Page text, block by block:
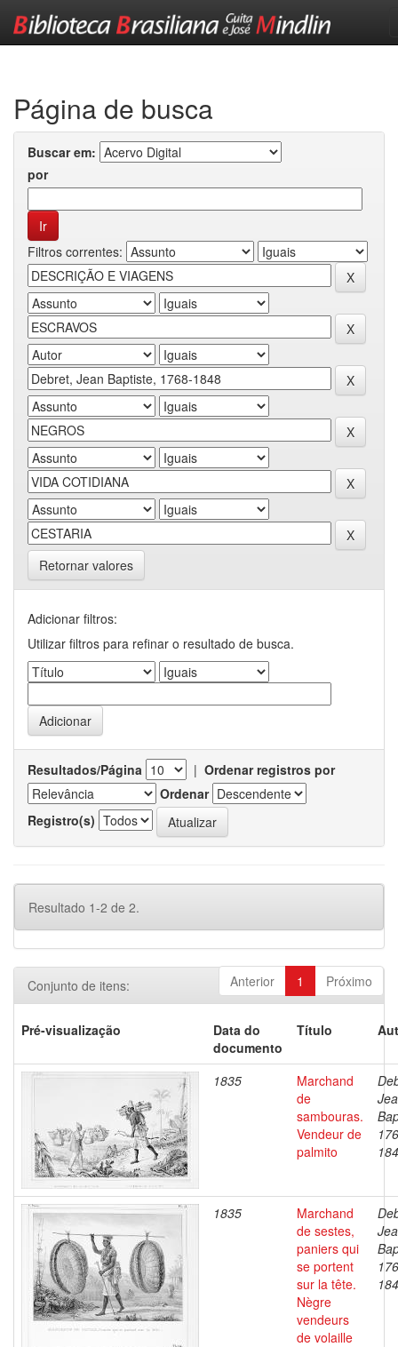
Página de busca
Buscar em:
por
Filtros correntes:
Retornar valores
Adicionar filtros:
Utilizar filtros para refinar o resultado de busca.
Resultados/Página | Ordenar registros por
Ordenar
Registro(s)
Resultado 1-2 de 2.
Anterior 1 Próximo
Conjunto de itens:
Pré-visualização
Data do
documento
Título
1835
Marchand
de
sambouras.
Vendeur de
palmito
1835
Marchand
de sestes,
paniers qui
se portent
sur la tête.
Nègre
vendeurs
de volaille